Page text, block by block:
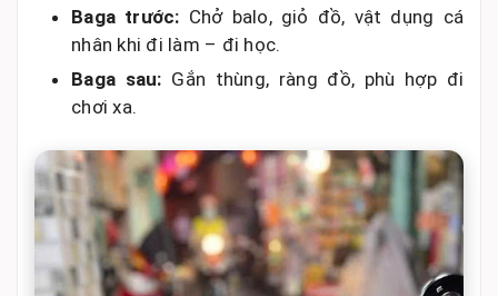
Baga trước: Chở balo, giỏ đồ, vật dụng cá
nhân khi đi làm – đi học.
Baga sau: Gắn thùng, ràng đồ, phù hợp đi
chơi xa.